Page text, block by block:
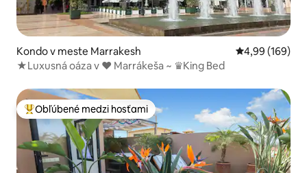
Kondo v meste Marrakesh Priemerné
4,99 (169)
★Luxusná oáza v ❤ Marrákeša ~ ♛King Bed
Najobľúbenejšie medzi hosťami
Obľúbené medzi hosťami